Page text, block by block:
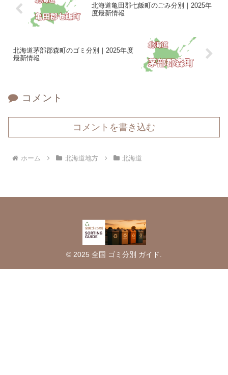
北海道亀田郡七飯町のごみ分別｜2025年
度最新情報
北海道茅部郡森町のゴミ分別｜2025年度
最新情報
コメント
コメントを書き込む
ホーム 北海道地方 北海道
© 2025 全国 ゴミ分別 ガイド.